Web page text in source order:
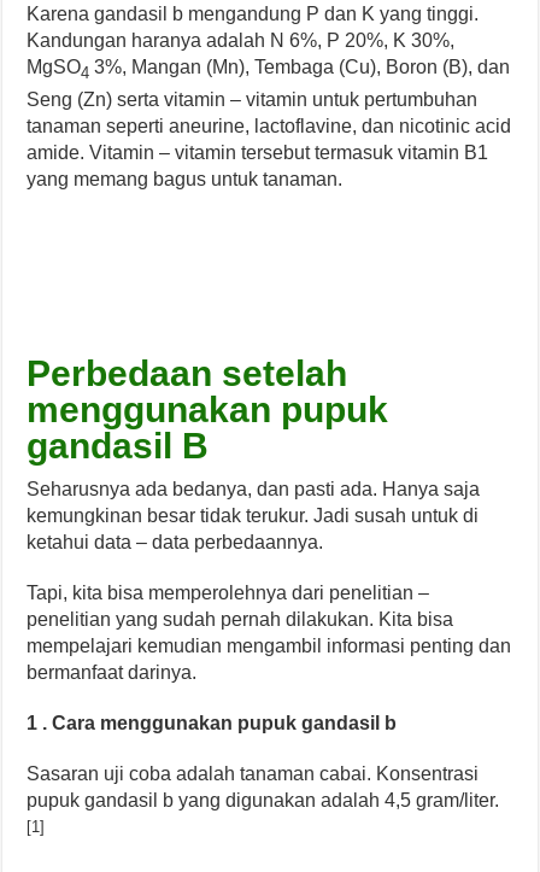
Karena gandasil b mengandung P dan K yang tinggi.
Kandungan haranya adalah N 6%, P 20%, K 30%,
MgSO4 3%, Mangan (Mn), Tembaga (Cu), Boron (B), dan
Seng (Zn) serta vitamin – vitamin untuk pertumbuhan
tanaman seperti aneurine, lactoflavine, dan nicotinic acid
amide. Vitamin – vitamin tersebut termasuk vitamin B1
yang memang bagus untuk tanaman.
Perbedaan setelah
menggunakan pupuk
gandasil B
Seharusnya ada bedanya, dan pasti ada. Hanya saja
kemungkinan besar tidak terukur. Jadi susah untuk di
ketahui data – data perbedaannya.
Tapi, kita bisa memperolehnya dari penelitian –
penelitian yang sudah pernah dilakukan. Kita bisa
mempelajari kemudian mengambil informasi penting dan
bermanfaat darinya.
1 . Cara menggunakan pupuk gandasil b
Sasaran uji coba adalah tanaman cabai. Konsentrasi
pupuk gandasil b yang digunakan adalah 4,5 gram/liter.
[1]